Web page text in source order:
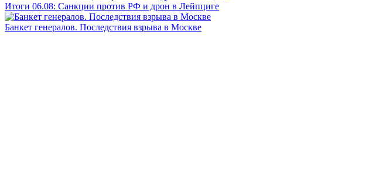
Итоги 06.08: Санкции против РФ и дрон в Лейпциге
Банкет генералов. Последствия взрыва в Москве